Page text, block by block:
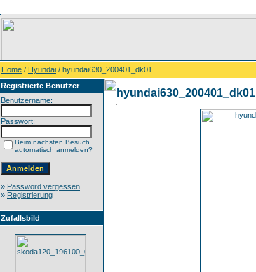
Home / Hyundai / hyundai630_200401_dk01
Registrierte Benutzer
Benutzername:
Passwort:
Beim nächsten Besuch
automatisch anmelden?
» Password vergessen
» Registrierung
Zufallsbild
hyundai630_200401_dk01